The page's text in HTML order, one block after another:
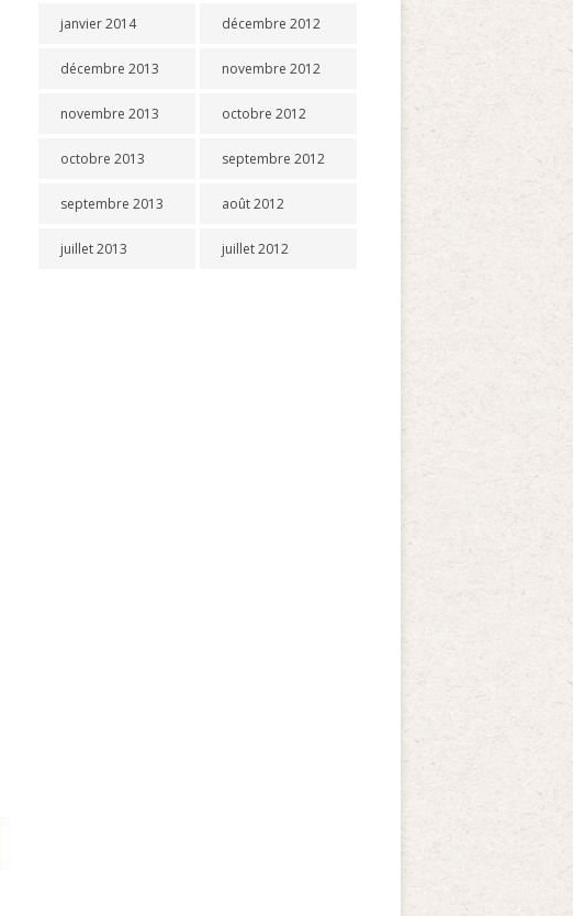
janvier 2014
décembre 2013
novembre 2013
octobre 2013
septembre 2013
juillet 2013
décembre 2012
novembre 2012
octobre 2012
septembre 2012
août 2012
juillet 2012